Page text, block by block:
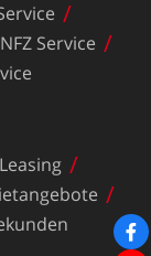
NFZ Service
Leasing